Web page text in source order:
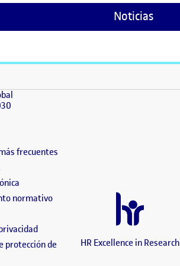
Noticias
ventana)
ventana)
(se abre en nueva ventana)
abre en nueva ventana)
abre en nueva ventana)
frecuentes(se abre en nueva ventana)
(se abre en nueva ventana)
(se abre en nueva ventana)
normativo(se abre en nueva ventana)
abre en nueva ventana)
(se abre en nueva ventana)
protección de
en nueva ventana)
HR Excellence in Research